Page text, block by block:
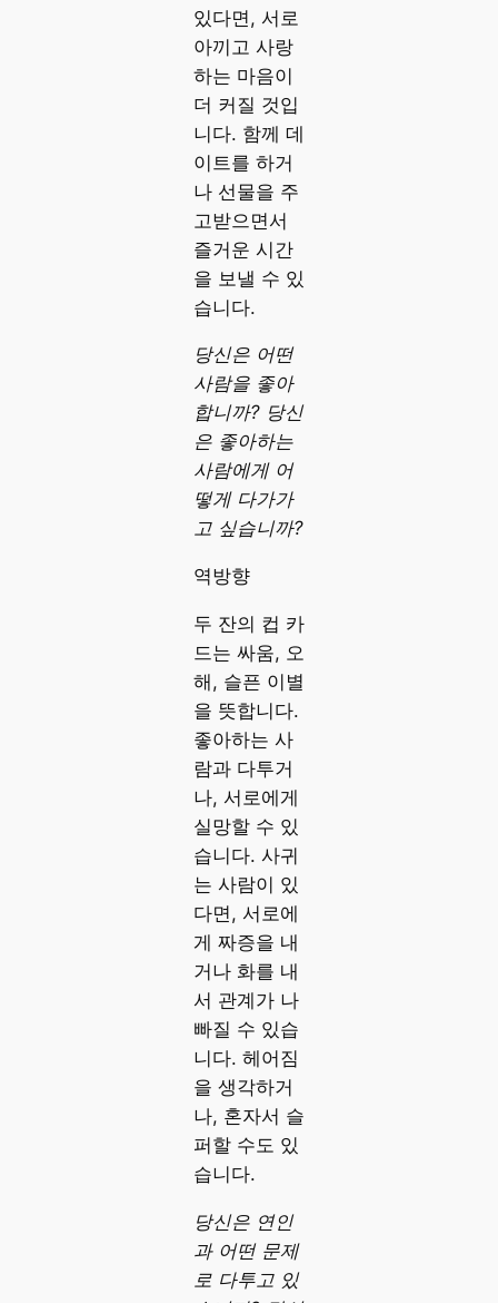
있다면, 서로
아끼고 사랑
하는 마음이
더 커질 것입
니다. 함께 데
이트를 하거
나 선물을 주
고받으면서
즐거운 시간
을 보낼 수 있
습니다.
당신은 어떤
사람을 좋아
합니까? 당신
은 좋아하는
사람에게 어
떻게 다가가
고 싶습니까?
역방향
두 잔의 컵 카
드는 싸움, 오
해, 슬픈 이별
을 뜻합니다.
좋아하는 사
람과 다투거
나, 서로에게
실망할 수 있
습니다. 사귀
는 사람이 있
다면, 서로에
게 짜증을 내
거나 화를 내
서 관계가 나
빠질 수 있습
니다. 헤어짐
을 생각하거
나, 혼자서 슬
퍼할 수도 있
습니다.
당신은 연인
과 어떤 문제
로 다투고 있